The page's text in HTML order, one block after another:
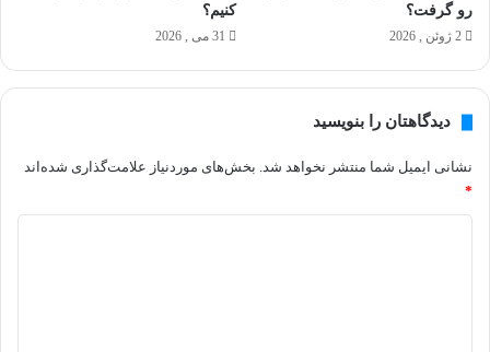
رو گرفت؟
2 ژوئن , 2026
کنیم؟
31 می , 2026
دیدگاهتان را بنویسید
نشانی ایمیل شما منتشر نخواهد شد. بخش‌های موردنیاز علامت‌گذاری شده‌اند
*